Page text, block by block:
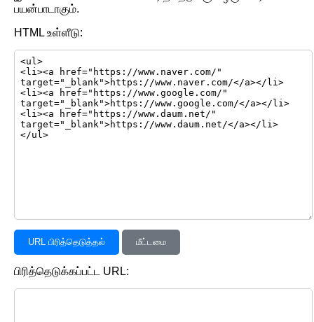
பயன்பாடாகும்.
HTML உள்ளீடு:
URL பிரித்தெடுத்தல் மீட்டமை
பிரித்தெடுக்கப்பட்ட URL: